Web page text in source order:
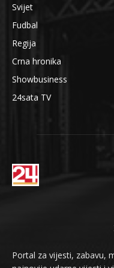
Svijet
Fudbal
Regija
Crna hronika
Showbusiness
24sata TV
Portal za vijesti, zabavu,